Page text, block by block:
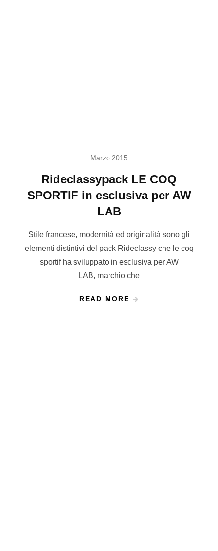
Marzo 2015
Rideclassypack LE COQ
SPORTIF in esclusiva per AW
LAB
Stile francese, modernità ed originalità sono gli
elementi distintivi del pack Rideclassy che le coq
sportif ha sviluppato in esclusiva per AW
LAB, marchio che
READ MORE